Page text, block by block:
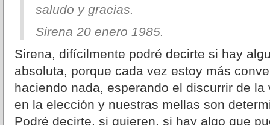
saludo y gracias.
Sirena 20 enero 1985.
Sirena, difícilmente podré decirte si hay
absoluta, porque cada vez estoy más
haciendo nada, esperando el discurrir de
en la elección y nuestras mellas son
Podré decirte, si quieren, si hay algo que